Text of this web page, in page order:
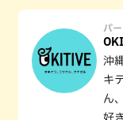
パ
沖
キ
ん
好